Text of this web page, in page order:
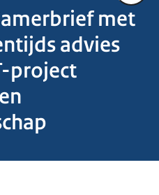
met
advies
project